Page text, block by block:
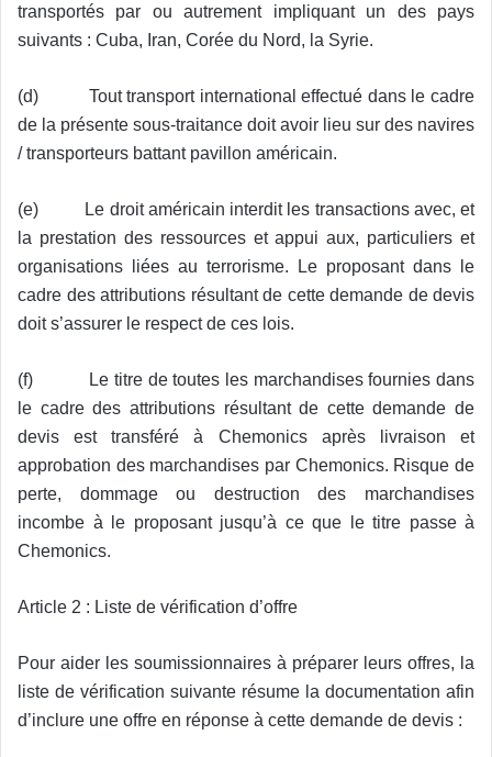
transportés par ou autrement impliquant un des pays
suivants : Cuba, Iran, Corée du Nord, la Syrie.
(d) Tout transport international effectué dans le cadre
de la présente sous-traitance doit avoir lieu sur des navires
/ transporteurs battant pavillon américain.
(e) Le droit américain interdit les transactions avec, et
la prestation des ressources et appui aux, particuliers et
organisations liées au terrorisme. Le proposant dans le
cadre des attributions résultant de cette demande de devis
doit s’assurer le respect de ces lois.
(f) Le titre de toutes les marchandises fournies dans
le cadre des attributions résultant de cette demande de
devis est transféré à Chemonics après livraison et
approbation des marchandises par Chemonics. Risque de
perte, dommage ou destruction des marchandises
incombe à le proposant jusqu’à ce que le titre passe à
Chemonics.
Article 2 : Liste de vérification d’offre
Pour aider les soumissionnaires à préparer leurs offres, la
liste de vérification suivante résume la documentation afin
d’inclure une offre en réponse à cette demande de devis :